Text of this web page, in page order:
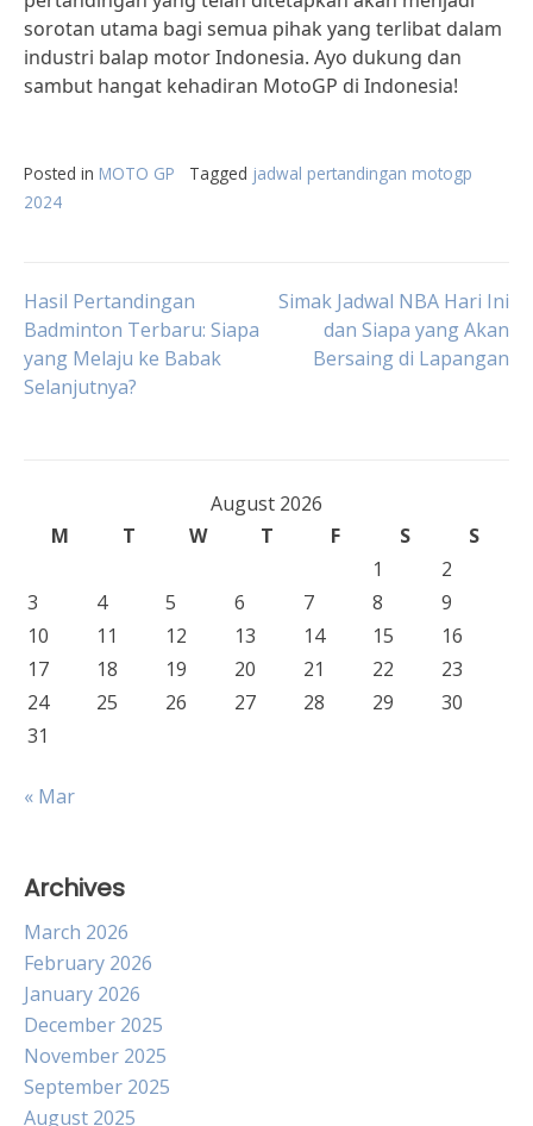
sorotan utama bagi semua pihak yang terlibat dalam
industri balap motor Indonesia. Ayo dukung dan
sambut hangat kehadiran MotoGP di Indonesia!
Posted in MOTO GP Tagged jadwal pertandingan motogp
2024
Post
navigation
Hasil Pertandingan
Badminton Terbaru: Siapa
yang Melaju ke Babak
Selanjutnya?
Simak Jadwal NBA Hari Ini
dan Siapa yang Akan
Bersaing di Lapangan
August 2026
M
T W T F S
S
1
2
3
4 5 6 7 8
9
10
11 12 13 14 15
16
17
18 19 20 21 22
23
24
25 26 27 28 29
30
31
« Mar
Archives
March 2026
February 2026
January 2026
December 2025
November 2025
September 2025
August 2025